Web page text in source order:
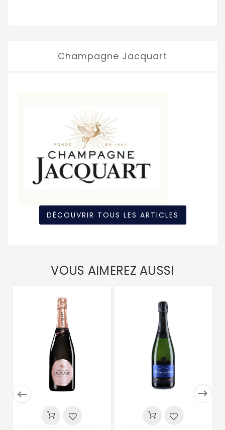
Champagne Jacquart
DÉCOUVRIR TOUS LES ARTICLES
VOUS AIMEREZ AUSSI
 